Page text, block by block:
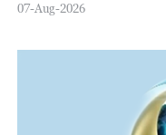
07-Aug-2026